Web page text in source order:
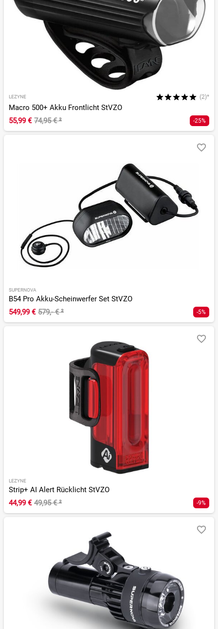
LEZYNE (2)*
Macro 500+ Akku Frontlicht StVZO
55,99 € 74,95 €² -25%
SUPERNOVA
B54 Pro Akku-Scheinwerfer Set StVZO
549,99 € 579,- €² -5%
LEZYNE
Strip+ AI Alert Rücklicht StVZO
44,99 € 49,95 €² -9%